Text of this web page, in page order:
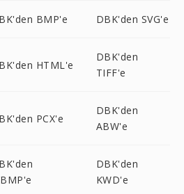
BMP'e DBK'den SVG'e
HTML'e
DBK'den
TIFF'e
PCX'e
DBK'den
ABW'e
DBK'den
KWD'e